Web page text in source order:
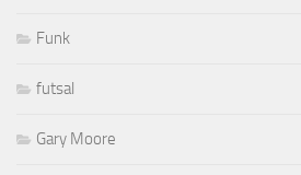
Funk
futsal
Gary Moore